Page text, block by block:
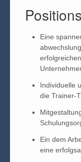
Eine
Individuelle
die Trainer-
Ein dem
eine